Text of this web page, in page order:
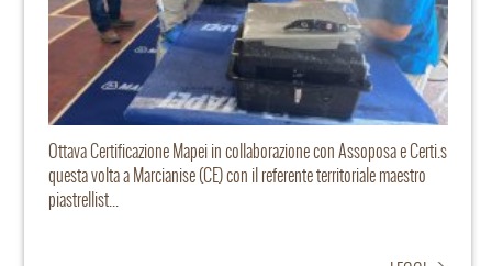
Ottava Certificazione Mapei in collaborazione con Assoposa e Certi.s
questa volta a Marcianise (CE) con il referente territoriale maestro
piastrellist...